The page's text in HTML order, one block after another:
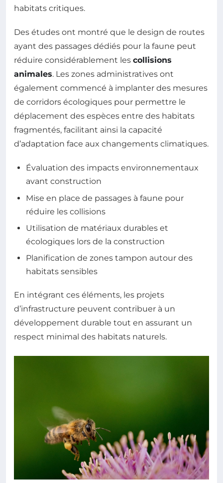
habitats critiques.
Des études ont montré que le design de routes
ayant des passages dédiés pour la faune peut
réduire considérablement les collisions
animales. Les zones administratives ont
également commencé à implanter des mesures
de corridors écologiques pour permettre le
déplacement des espèces entre des habitats
fragmentés, facilitant ainsi la capacité
d’adaptation face aux changements climatiques.
Évaluation des impacts environnementaux
avant construction
Mise en place de passages à faune pour
réduire les collisions
Utilisation de matériaux durables et
écologiques lors de la construction
Planification de zones tampon autour des
habitats sensibles
En intégrant ces éléments, les projets
d’infrastructure peuvent contribuer à un
développement durable tout en assurant un
respect minimal des habitats naturels.